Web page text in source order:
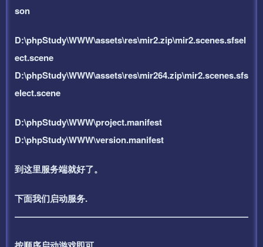
son
D:\phpStudy\WWW\assets\res\mir2.zip\mir2.scenes.sfsel
ect.scene
D:\phpStudy\WWW\assets\res\mir264.zip\mir2.scenes.sfs
elect.scene
D:\phpStudy\WWW\project.manifest
D:\phpStudy\WWW\version.manifest
到这里服务端就好了。
下面我们启动服务.
——————————————————————————–